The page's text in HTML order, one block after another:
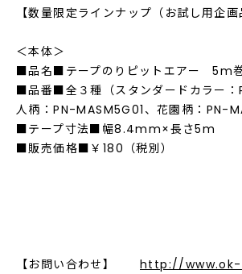
【数量限定ラインナップ（お試し用企画
＜本体＞
■品名■テープのりピットエアー 5m
■品番■全３種（スタンダードカラー：
人柄：PN-MASM5G01、花園柄：PN-
■テープ寸法■幅8.4mm×長さ5m
■販売価格■￥180（税別）
【お問い合わせ】 http://